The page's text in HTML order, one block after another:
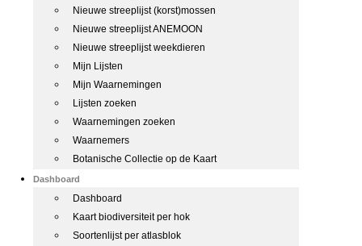
Nieuwe streeplijst (korst)mossen
Nieuwe streeplijst ANEMOON
Nieuwe streeplijst weekdieren
Mijn Lijsten
Mijn Waarnemingen
Lijsten zoeken
Waarnemingen zoeken
Waarnemers
Botanische Collectie op de Kaart
Dashboard
Dashboard
Kaart biodiversiteit per hok
Soortenlijst per atlasblok